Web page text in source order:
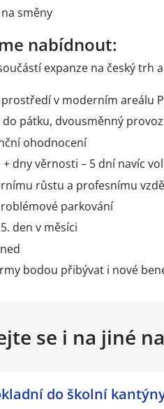
směny
nabídnout:
expanze na český trh
v moderním areálu
pátku, dvousměnný provoz
ohodnocení
dny věrnosti – 5 dní navíc
růstu a profesnímu
parkování
den v měsíci
bodou přibývat i nové
se i na jiné
do školní